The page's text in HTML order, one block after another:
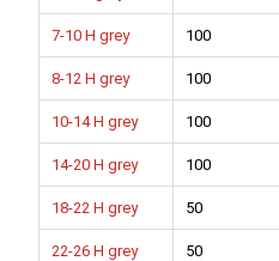
7-10 H grey 100
8-12 H grey 100
10-14 H grey 100
14-20 H grey 100
18-22 H grey 50
22-26 H grey 50